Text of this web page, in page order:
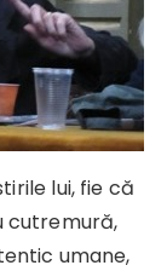
lui, fie că
cutremură,
umane,